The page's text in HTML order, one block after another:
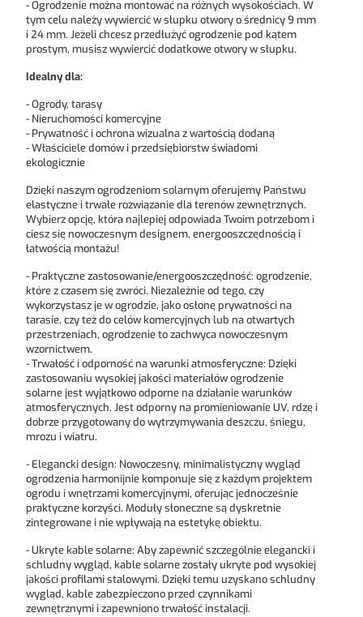
- Ogrodzenie można montować na różnych wysokościach. W
tym celu należy wywiercić w słupku otwory o średnicy 9 mm
i 24 mm. Jeżeli chcesz przedłużyć ogrodzenie pod kątem
prostym, musisz wywiercić dodatkowe otwory w słupku.
Idealny dla:
- Ogrody, tarasy
- Nieruchomości komercyjne
- Prywatność i ochrona wizualna z wartością dodaną
- Właściciele domów i przedsiębiorstw świadomi
ekologicznie
Dzięki naszym ogrodzeniom solarnym oferujemy Państwu
elastyczne i trwałe rozwiązanie dla terenów zewnętrznych.
Wybierz opcję, która najlepiej odpowiada Twoim potrzebom i
ciesz się nowoczesnym designem, energooszczędnością i
łatwością montażu!
-Praktyczne zastosowanie/energooszczędność: ogrodzenie,
które z czasem się zwróci. Niezależnie od tego, czy
wykorzystasz je w ogrodzie, jako osłonę prywatności na
tarasie, czy też do celów komercyjnych lub na otwartych
przestrzeniach, ogrodzenie to zachwyca nowoczesnym
wzornictwem.
-Trwałość i odporność na warunki atmosferyczne: Dzięki
zastosowaniu wysokiej jakości materiałów ogrodzenie
solarne jest wyjątkowo odporne na działanie warunków
atmosferycznych. Jest odporny na promieniowanie UV, rdzę i
dobrze przygotowany do wytrzymywania deszczu, śniegu,
mrozu i wiatru.
-Elegancki design: Nowoczesny, minimalistyczny wygląd
ogrodzenia harmonijnie komponuje się z każdym projektem
ogrodu i wnętrzami komercyjnymi, oferując jednocześnie
praktyczne korzyści. Moduły słoneczne są dyskretnie
zintegrowane i nie wpływają na estetykę obiektu.
-Ukryte kable solarne: Aby zapewnić szczególnie elegancki i
schludny wygląd, kable solarne zostały ukryte pod wysokiej
jakości profilami stalowymi. Dzięki temu uzyskano schludny
wygląd, kable zabezpieczono przed czynnikami
zewnętrznymi i zapewniono trwałość instalacji.